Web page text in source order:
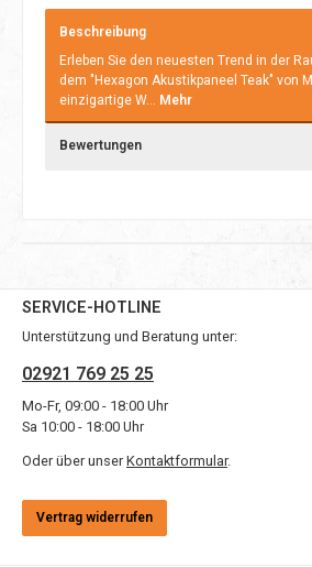
Beschreibung
Erleben Sie den neuesten Trend in der
dem "Hexagon Akustikpaneel Teak" von
einzigartige W… Mehr
Bewertungen
SERVICE-HOTLINE
Unterstützung und Beratung unter:
02921 769 25 25
Mo-Fr, 09:00 - 18:00 Uhr
Sa 10:00 - 18:00 Uhr
Oder über unser Kontaktformular.
Vertrag widerrufen